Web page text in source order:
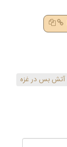
آتش بس در غزه